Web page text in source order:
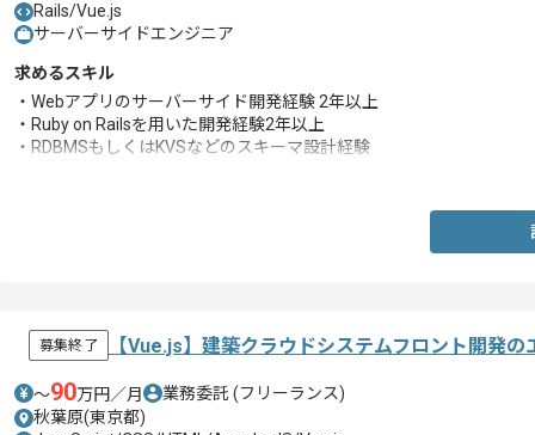
Rails/Vue.js
サーバーサイドエンジニア
求めるスキル
・Webアプリのサーバーサイド開発経験 2年以上
・Ruby on Railsを用いた開発経験2年以上
・RDBMSもしくはKVSなどのスキーマ設計経験
募集終了 【Vue.js】建築クラウドシステムフロント開発
〜90万円／月 業務委託 (フリーランス)
秋葉原(東京都)